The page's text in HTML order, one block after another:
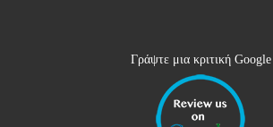
Γράψτε μια κριτική Google